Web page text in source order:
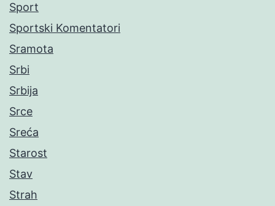
Sport
Sportski Komentatori
Sramota
Srbi
Srbija
Srce
Sreća
Starost
Stav
Strah